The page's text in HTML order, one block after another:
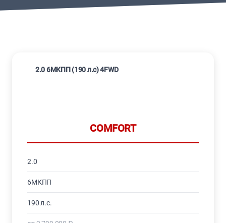
2.0 6МКПП (190 л.с) 4FWD
COMFORT
2.0
6МКПП
190 л.с.